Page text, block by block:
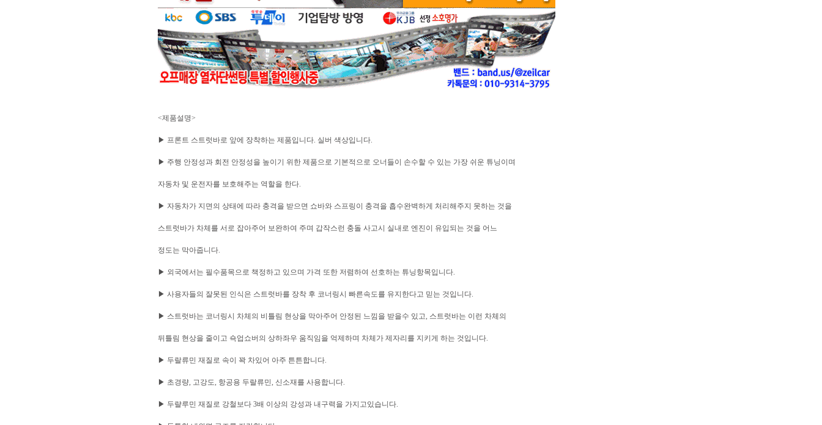
<제품설명>
▶ 프론트 스트럿바로 앞에 장착하는 제품입니다. 실버 색상입니다.
▶ 주행 안정성과 회전 안정성을 높이기 위한 제품으로 기본적으로 오너들이 손수할 수 있는 가장 쉬운 튜닝이며
자동차 및 운전자를 보호해주는 역할을 한다.
▶ 자동차가 지면의 상태에 따라 충격을 받으면 쇼바와 스프링이 충격을 흡수완벽하게 처리해주지 못하는 것을
스트럿바가 차체를 서로 잡아주어 보완하여 주며 갑작스런 충돌 사고시 실내로 엔진이 유입되는 것을 어느
정도는 막아줍니다.
▶ 외국에서는 필수품목으로 책정하고 있으며 가격 또한 저렴하여 선호하는 튜닝항목입니다.
▶ 사용자들의 잘못된 인식은 스트럿바를 장착 후 코너링시 빠른속도를 유지한다고 믿는 것입니다.
▶ 스트럿바는 코너링시 차체의 비틀림 현상을 막아주어 안정된 느낌을 받을수 있고, 스트럿바는 이런 차체의
뒤틀림 현상을 줄이고 쇽업쇼버의 상하좌우 움직임을 억제하며 차체가 제자리를 지키게 하는 것입니다.
▶ 두랄류민 재질로 속이 꽉 차있어 아주 튼튼합니다.
▶ 초경량, 고강도, 항공용 두랄류민, 신소재를 사용합니다.
▶ 두랼루민 재질로 강철보다 3배 이상의 강성과 내구력을 가지고있습니다.